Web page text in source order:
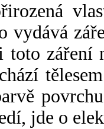
vydává
záření
jde o